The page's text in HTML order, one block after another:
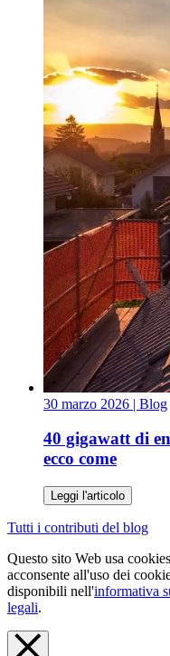
30 marzo 2026 | Blog
40 gigawatt di
ecco come
Leggi l'articolo
Tutti i contributi del blog
Questo sito Web usa
acconsente all'uso dei
disponibili nell'informativa
legali.